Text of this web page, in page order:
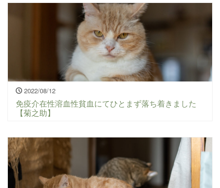
2022/08/12
免疫介在性溶血性貧血にてひとまず落ち着きました
【菊之助】